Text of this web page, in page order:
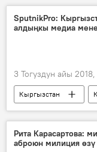
SputnikPro:
алдыңкы медиа
3 Тогуздун айы 2018,
Кыргызстан
Пресс-релиздер
SputnikPro
Рита Карасартова:
аброюн милиция өзү